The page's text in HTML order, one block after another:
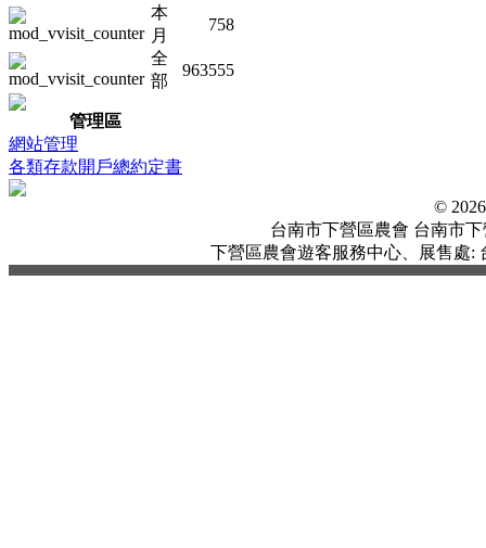
本
月
758
全
部
963555
管理區
網站管理
各類存款開戶總約定書
©
台南市下營區農會 台南市下
下營區農會遊客服務中心、展售處: